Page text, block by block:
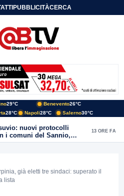
PUBBLICITÀCERCA
29°C Benevento26°C
28°C Napoli28°C Salerno30°C
nuovi protocolli
i comuni del Sannio,
con Arpaise
13 ORE FA
già eletti tre sindaci: superato il
lista